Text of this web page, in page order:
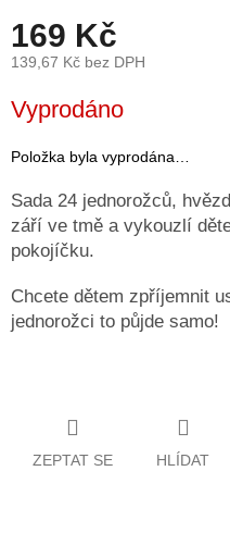
169 Kč
139,67 Kč bez DPH
cena:
Vyprodáno
Položka byla vyprodána…
Sada 24 jednorožců,
září ve tmě a vykouzlí
pokojíčku.
Chcete dětem zpříjemnit
jednorožci to půjde samo!
ZEPTAT SE HLÍDAT